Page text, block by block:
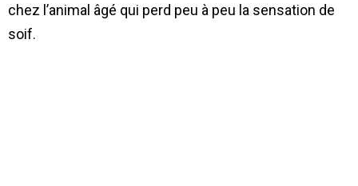
chez l’animal âgé qui perd peu à peu la sensation de
soif.